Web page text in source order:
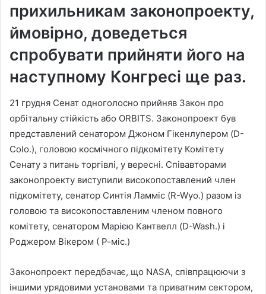
прихильникам законопроекту,
ймовірно, доведеться
спробувати прийняти його на
наступному Конгресі ще раз.
21 грудня Сенат одноголосно прийняв Закон про
орбітальну стійкість або ORBITS. Законопроект був
представлений сенатором Джоном Гікенлупером (D-
Colo.), головою космічного підкомітету Комітету
Сенату з питань торгівлі, у вересні. Співавторами
законопроекту виступили високопоставлений член
підкомітету, сенатор Синтія Ламміс (R-Wyo.) разом із
головою та високопоставленим членом повного
комітету, сенатором Марією Кантвелл (D-Wash.) і
Роджером Вікером ( Р-міс.)
Законопроект передбачає, що NASA, співпрацюючи з
іншими урядовими установами та приватним сектором,